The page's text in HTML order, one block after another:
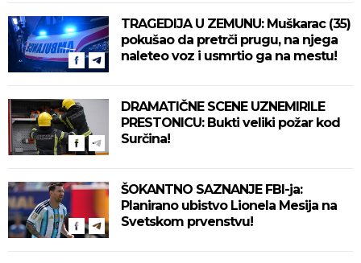
TRAGEDIJA U ZEMUNU: Muškarac (35)
pokušao da pretrči prugu, na njega
naleteo voz i usmrtio ga na mestu!
DRAMATIČNE SCENE UZNEMIRILE
PRESTONICU: Bukti veliki požar kod
Surčina!
ŠOKANTNO SAZNANJE FBI-ja:
Planirano ubistvo Lionela Mesija na
Svetskom prvenstvu!